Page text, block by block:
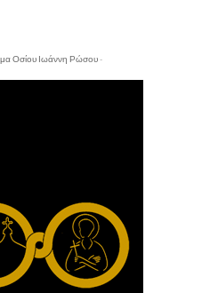
Οσίου Ιωάννη Ρώσου -